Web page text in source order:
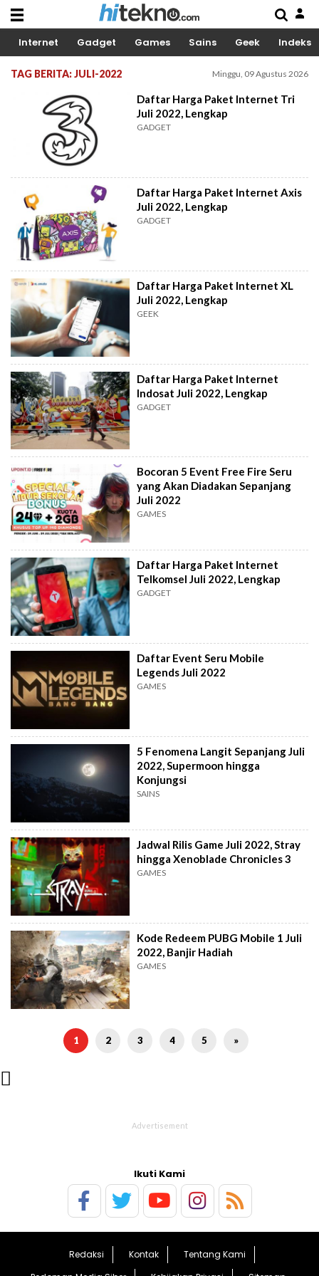
Internet Gadget Games Sains Geek Indeks
TAG BERITA: JULI-2022 Minggu, 09 Agustus 2026
Daftar Harga Paket Internet Tri
Juli 2022, Lengkap
GADGET
Daftar Harga Paket Internet Axis
Juli 2022, Lengkap
GADGET
Daftar Harga Paket Internet XL
Juli 2022, Lengkap
GEEK
Daftar Harga Paket Internet
Indosat Juli 2022, Lengkap
GADGET
Bocoran 5 Event Free Fire Seru
yang Akan Diadakan Sepanjang
Juli 2022
GAMES
Daftar Harga Paket Internet
Telkomsel Juli 2022, Lengkap
GADGET
Daftar Event Seru Mobile
Legends Juli 2022
GAMES
5 Fenomena Langit Sepanjang Juli
2022, Supermoon hingga
Konjungsi
SAINS
Jadwal Rilis Game Juli 2022, Stray
hingga Xenoblade Chronicles 3
GAMES
Kode Redeem PUBG Mobile 1 Juli
2022, Banjir Hadiah
GAMES
1 2 3 4 5 »

Ikuti Kami
Redaksi Kontak
Tentang Kami